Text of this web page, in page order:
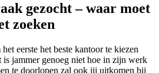
gezocht – waar moet
zoeken
eerste het beste kantoor te kiezen
is jammer genoeg niet hoe in zijn werk
te doorlopen zal ook jij uitkomen bij